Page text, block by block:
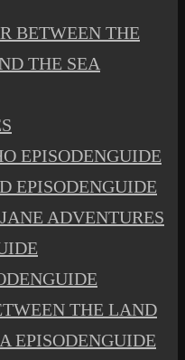
BETWEEN THE
THE SEA
EPISODENGUIDE
EPISODENGUIDE
ADVENTURES
THE LAND
EPISODENGUIDE